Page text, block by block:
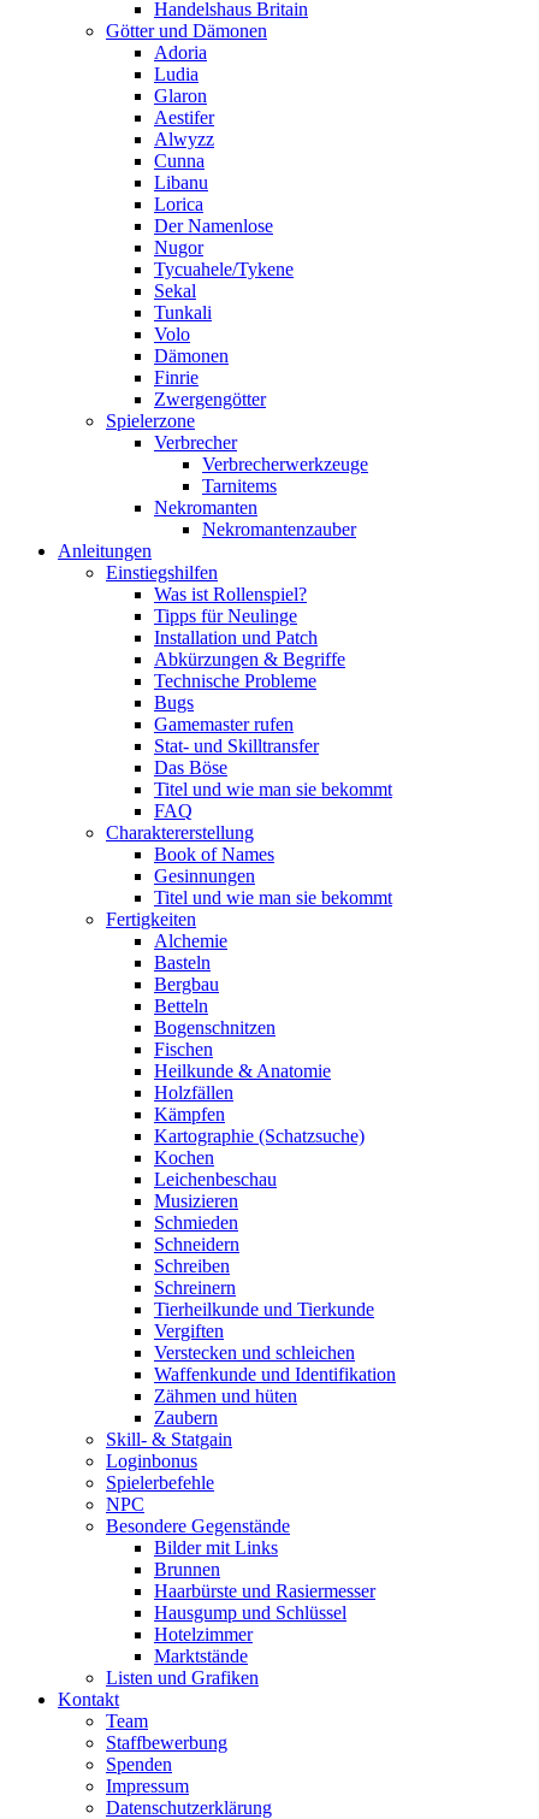
Handelshaus Britain
Götter und Dämonen
Adoria
Ludia
Glaron
Aestifer
Alwyzz
Cunna
Libanu
Lorica
Der Namenlose
Nugor
Tycuahele/Tykene
Sekal
Tunkali
Volo
Dämonen
Finrie
Zwergengötter
Spielerzone
Verbrecher
Verbrecherwerkzeuge
Tarnitems
Nekromanten
Nekromantenzauber
Anleitungen
Einstiegshilfen
Was ist Rollenspiel?
Tipps für Neulinge
Installation und Patch
Abkürzungen & Begriffe
Technische Probleme
Bugs
Gamemaster rufen
Stat- und Skilltransfer
Das Böse
Titel und wie man sie bekommt
FAQ
Charaktererstellung
Book of Names
Gesinnungen
Titel und wie man sie bekommt
Fertigkeiten
Alchemie
Basteln
Bergbau
Betteln
Bogenschnitzen
Fischen
Heilkunde & Anatomie
Holzfällen
Kämpfen
Kartographie (Schatzsuche)
Kochen
Leichenbeschau
Musizieren
Schmieden
Schneidern
Schreiben
Schreinern
Tierheilkunde und Tierkunde
Vergiften
Verstecken und schleichen
Waffenkunde und Identifikation
Zähmen und hüten
Zaubern
Skill- & Statgain
Loginbonus
Spielerbefehle
NPC
Besondere Gegenstände
Bilder mit Links
Brunnen
Haarbürste und Rasiermesser
Hausgump und Schlüssel
Hotelzimmer
Marktstände
Listen und Grafiken
Kontakt
Team
Staffbewerbung
Spenden
Impressum
Datenschutzerklärung